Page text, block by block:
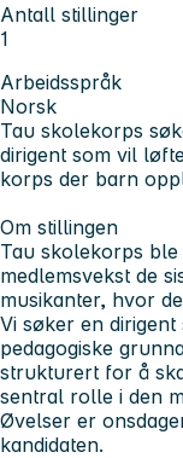
Antall stillinger
1
Arbeidsspråk
Norsk
Tau skolekorps
dirigent som vil
korps der barn
Om stillingen
Tau skolekorps
medlemsvekst de
musikanter, hvor
Vi søker en
pedagogiske
strukturert for å
sentral rolle i den
Øvelser er
kandidaten.